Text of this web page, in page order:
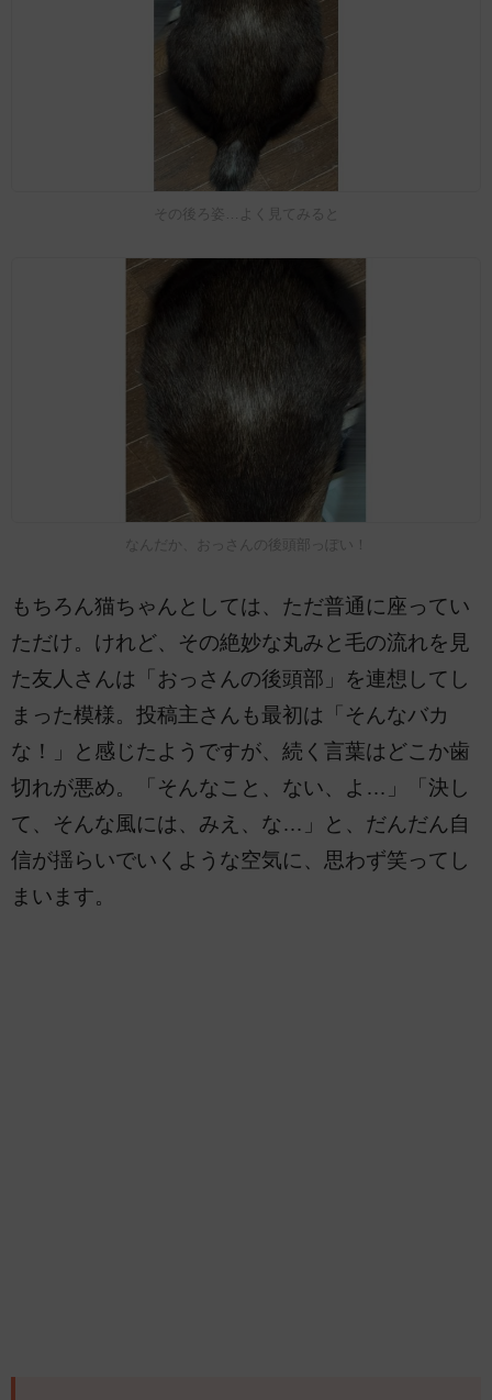
その後ろ姿…よく見てみると
なんだか、おっさんの後頭部っぽい！
もちろん猫ちゃんとしては、ただ普通に座ってい
ただけ。けれど、その絶妙な丸みと毛の流れを見
た友人さんは「おっさんの後頭部」を連想してし
まった模様。投稿主さんも最初は「そんなバカ
な！」と感じたようですが、続く言葉はどこか歯
切れが悪め。「そんなこと、ない、よ…」「決し
て、そんな風には、みえ、な…」と、だんだん自
信が揺らいでいくような空気に、思わず笑ってし
まいます。